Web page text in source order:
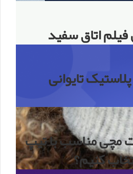
اتاق سفید
تایوانی
مچی مناسب با تیپ
کنیم؟